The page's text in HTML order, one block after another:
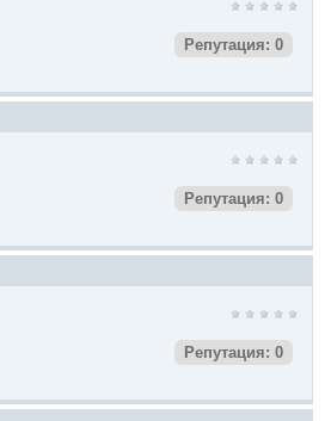
Репутация: 0
Репутация: 0
Репутация: 0